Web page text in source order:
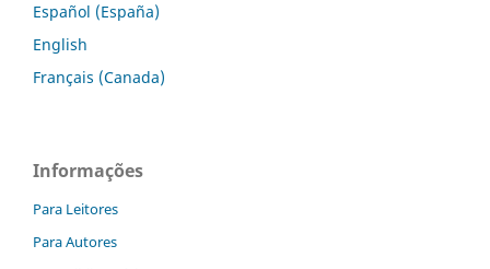
Español (España)
English
Français (Canada)
Informações
Para Leitores
Para Autores